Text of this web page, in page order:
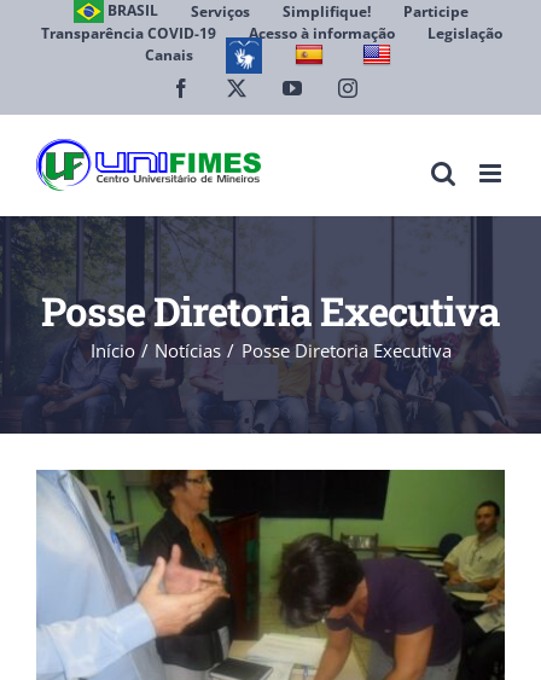
BRASIL Serviços Simplifique!
Participe
Transparência COVID-19
Acesso à informação
Legislação
Canais
Facebook YouTubeInstagram
Posse Diretoria Executiva
Início Notícias Posse Diretoria Executiva
View
Larger
Image